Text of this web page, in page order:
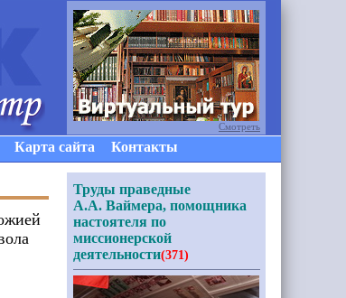
Карта сайта Контакты
Смотреть
Труды праведные
А.А. Ваймера, помощника
настоятеля по
миссионерской
деятельности(371)